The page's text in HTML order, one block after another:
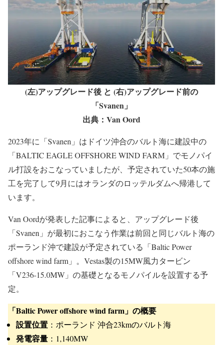
(左)アップグレード後 と (右)アップグレード前の
「Svanen」
出典：Van Oord
2023年に「Svanen」はドイツ沖合のバルト海に建設中の
「BALTIC EAGLE OFFSHORE WIND FARM」でモノパイ
ル打設をおこなっていましたが、予定されていた50本の施
工を完了して9月にはオランダのロッテルダムへ帰港して
います。
Van Oordが発表した記事によると、アップグレード後
「Svanen」が最初におこなう作業は前回と同じバルト海の
ポーランド沖で建設が予定されている「Baltic Power
offshore wind farm」。Vestas製の15MW風力タービン
「V236-15.0MW」の基礎となるモノパイルを設置する予
定。
「Baltic Power offshore wind farm」の概要
設置位置 ：ポーランド 沖合23kmのバルト海
発電容量 ：1,140MW